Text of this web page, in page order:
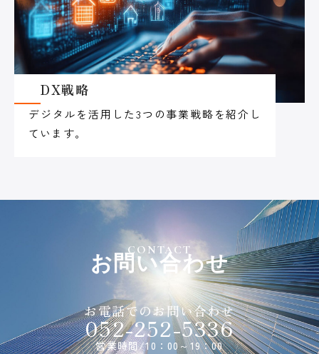
DX戦略
デジタルを活用した3つの事業戦略を紹介し
ています。
CONTACT
お問い合わせ
お電話でのお問い合わせ
052-252-5336
営業時間/10：00～19：00